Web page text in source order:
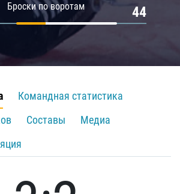
Броски по воротам 44
Командная статистика
Составы
Медиа